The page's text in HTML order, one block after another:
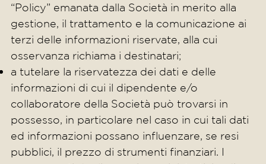
“Policy” emanata dalla Società in merito alla
gestione, il trattamento e la comunicazione ai
terzi delle informazioni riservate, alla cui
osservanza richiama i destinatari;
a tutelare la riservatezza dei dati e delle
informazioni di cui il dipendente e/o
collaboratore della Società può trovarsi in
possesso, in particolare nel caso in cui tali dati
ed informazioni possano influenzare, se resi
pubblici, il prezzo di strumenti finanziari. I